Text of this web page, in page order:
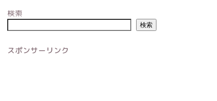
検索
検索
スポンサーリンク